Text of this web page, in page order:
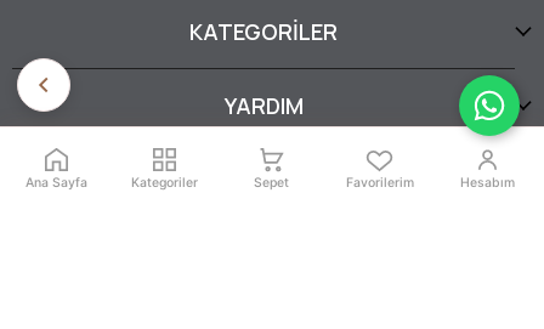
KATEGORİLER
YARDIM
SERTİFİKALARIMIZ
Ana Sayfa Kategoriler Sepet Favorilerim Hesabım